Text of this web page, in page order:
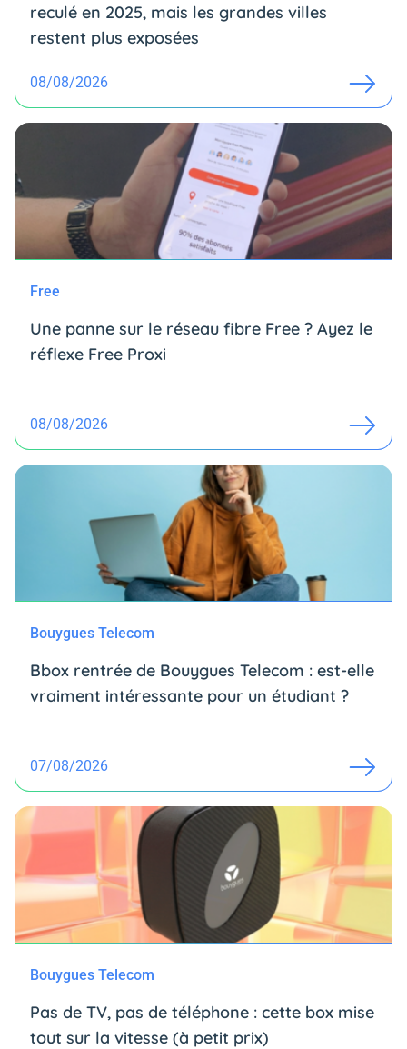
reculé en 2025, mais les grandes villes
restent plus exposées
08/08/2026
Free
Une panne sur le réseau fibre Free ? Ayez le
réflexe Free Proxi
08/08/2026
Bouygues Telecom
Bbox rentrée de Bouygues Telecom : est-elle
vraiment intéressante pour un étudiant ?
07/08/2026
Bouygues Telecom
Pas de TV, pas de téléphone : cette box mise
tout sur la vitesse (à petit prix)